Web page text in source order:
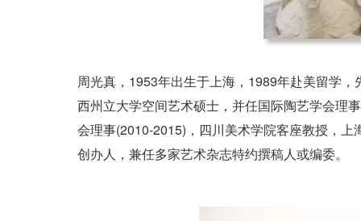
周光真，1953年出生于上海，1989年赴美留学
西州立大学空间艺术硕士，并任国际陶艺学会理
会理事(2010-2015)，四川美术学院客座教授，
创办人，兼任多家艺术杂志特约撰稿人或编委。